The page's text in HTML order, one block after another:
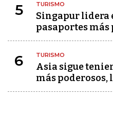
5 TURISMO
Singapur lidera
pasaportes más
6 TURISMO
Asia sigue
más